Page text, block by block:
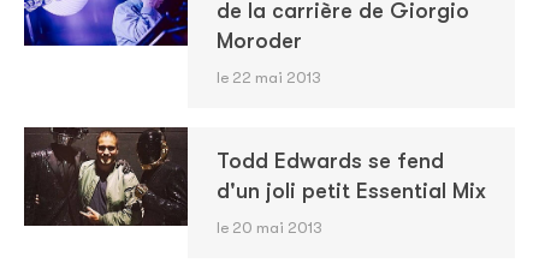
de la carrière de Giorgio
Moroder
le 22 mai 2013
Todd Edwards se fend
d'un joli petit Essential Mix
le 20 mai 2013